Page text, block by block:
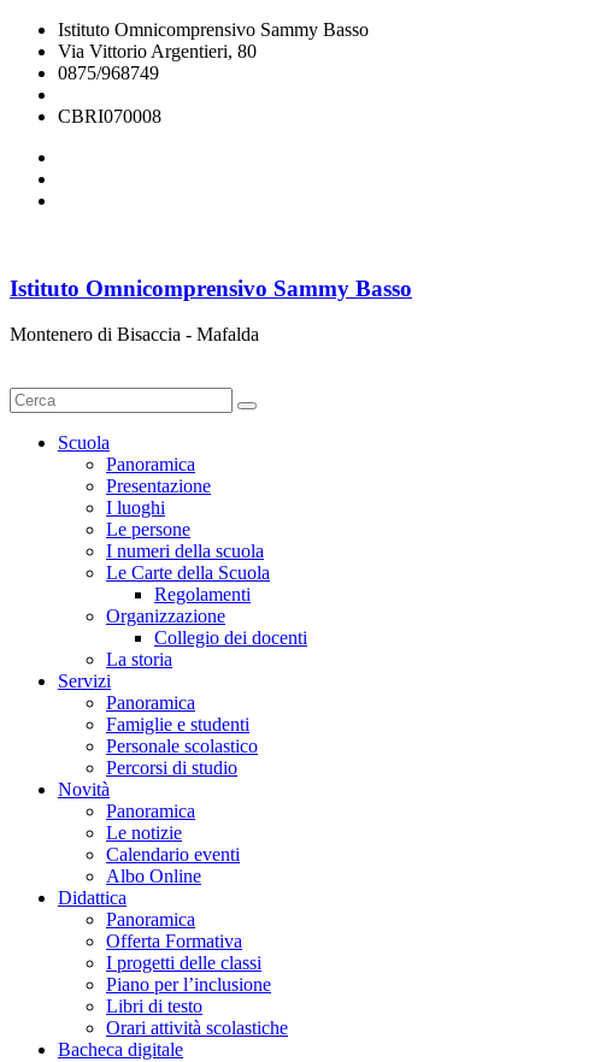
Istituto Omnicomprensivo Sammy Basso
Via Vittorio Argentieri, 80
0875/968749
CBRI070008
Istituto Omnicomprensivo Sammy Basso
Montenero di Bisaccia - Mafalda
Scuola
Panoramica
Presentazione
I luoghi
Le persone
I numeri della scuola
Le Carte della Scuola
Regolamenti
Organizzazione
Collegio dei docenti
La storia
Servizi
Panoramica
Famiglie e studenti
Personale scolastico
Percorsi di studio
Novità
Panoramica
Le notizie
Calendario eventi
Albo Online
Didattica
Panoramica
Offerta Formativa
I progetti delle classi
Piano per l’inclusione
Libri di testo
Orari attività scolastiche
Bacheca digitale